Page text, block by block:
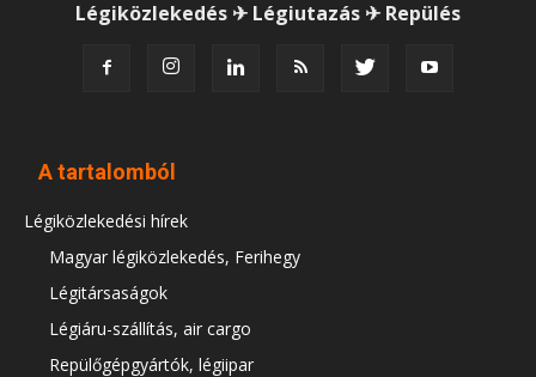
Légiközlekedés ✈ Légiutazás ✈ Repülés
A tartalomból
Légiközlekedési hírek
Magyar légiközlekedés, Ferihegy
Légitársaságok
Légiáru-szállítás, air cargo
Repülőgépgyártók, légiipar